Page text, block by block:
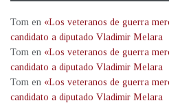
Tom en «Los veteranos de guerra
candidato a diputado Vladimir Melara
Tom en «Los veteranos de guerra
candidato a diputado Vladimir Melara
Tom en «Los veteranos de guerra
candidato a diputado Vladimir Melara